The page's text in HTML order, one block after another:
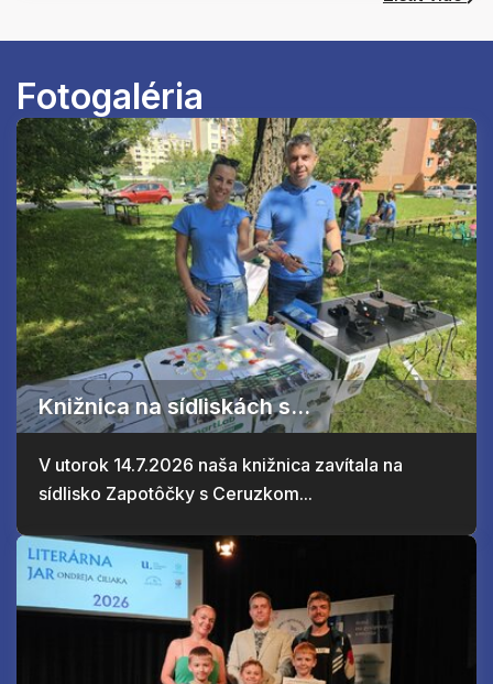
Fotogaléria
Knižnica na sídliskách s...
V utorok 14.7.2026 naša knižnica zavítala na
sídlisko Zapotôčky s Ceruzkom...